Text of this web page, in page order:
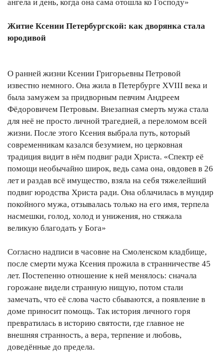
ангела и день, когда она сама отошла ко Господу»
Житие Ксении Петербургской: как дворянка стала
юродивой
О ранней жизни Ксении Григорьевны Петровой
известно немного. Она жила в Петербурге XVIII века и
была замужем за придворным певчим Андреем
Фёдоровичем Петровым. Внезапная смерть мужа стала
для неё не просто личной трагедией, а переломом всей
жизни. После этого Ксения выбрала путь, который
современникам казался безумием, но церковная
традиция видит в нём подвиг ради Христа. «Спектр её
помощи необычайно широк, ведь сама она, овдовев в 26
лет и раздав всё имущество, взяла на себя тяжелейший
подвиг юродства Христа ради. Она облачилась в мундир
покойного мужа, отзывалась только на его имя, терпела
насмешки, голод, холод и унижения, но стяжала
великую благодать у Бога»
Согласно надписи в часовне на Смоленском кладбище,
после смерти мужа Ксения прожила в странничестве 45
лет. Постепенно отношение к ней менялось: сначала
горожане видели странную нищую, потом стали
замечать, что её слова часто сбываются, а появление в
доме приносит помощь. Так история личного горя
превратилась в историю святости, где главное не
внешняя странность, а вера, терпение и любовь,
доведённые до предела.